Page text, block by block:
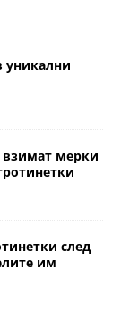
уникални
взимат мерки
след
им